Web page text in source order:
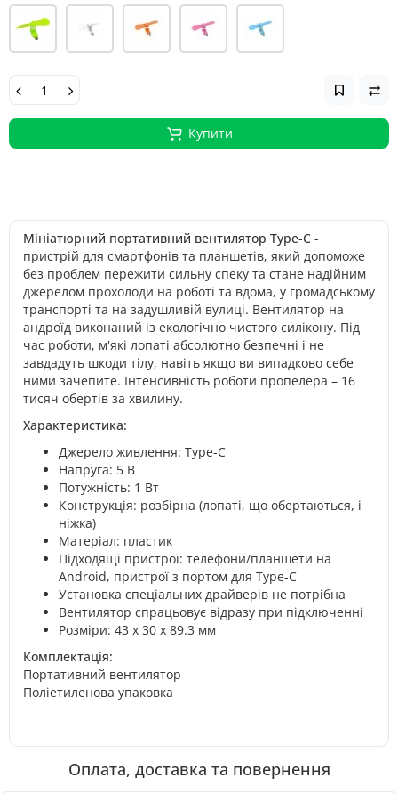
Купити
Мініатюрний портативний вентилятор Type-C -
пристрій для смартфонів та планшетів, який допоможе
без проблем пережити сильну спеку та стане надійним
джерелом прохолоди на роботі та вдома, у громадському
транспорті та на задушливій вулиці. Вентилятор на
андроїд виконаний із екологічно чистого силікону. Під
час роботи, м'які лопаті абсолютно безпечні і не
завдадуть шкоди тілу, навіть якщо ви випадково себе
ними зачепите. Інтенсивність роботи пропелера – 16
тисяч обертів за хвилину.
Характеристика:
Джерело живлення: Type-C
Напруга: 5 В
Потужність: 1 Вт
Конструкція: розбірна (лопаті, що обертаються, і
ніжка)
Матеріал: пластик
Підходящі пристрої: телефони/планшети на
Android, пристрої з портом для Type-C
Установка спеціальних драйверів не потрібна
Вентилятор спрацьовує відразу при підключенні
Розміри: 43 х 30 х 89.3 мм
Комплектація:
Портативний вентилятор
Поліетиленова упаковка
Оплата, доставка та повернення